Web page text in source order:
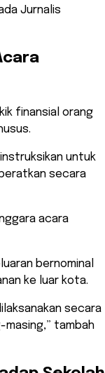
Jurnalis
finansial orang
untuk
secara
acara
bernominal
ke luar kota.
secara
masing,” tambah